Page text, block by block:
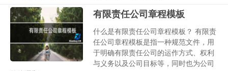
有限责任公司章程模板
什么是有限责任公司章程模板？ 有限责
任公司章程模板是指一种规范文件，用
于明确有限责任公司的运作方式、权利
与义务以及公司目标等，同时也为公司